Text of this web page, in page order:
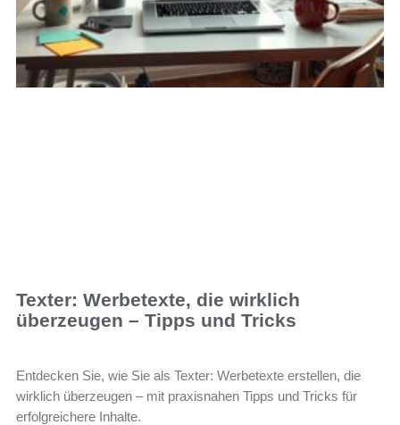
Texter: Werbetexte, die wirklich
überzeugen – Tipps und Tricks
Entdecken Sie, wie Sie als Texter: Werbetexte erstellen, die
wirklich überzeugen – mit praxisnahen Tipps und Tricks für
erfolgreichere Inhalte.